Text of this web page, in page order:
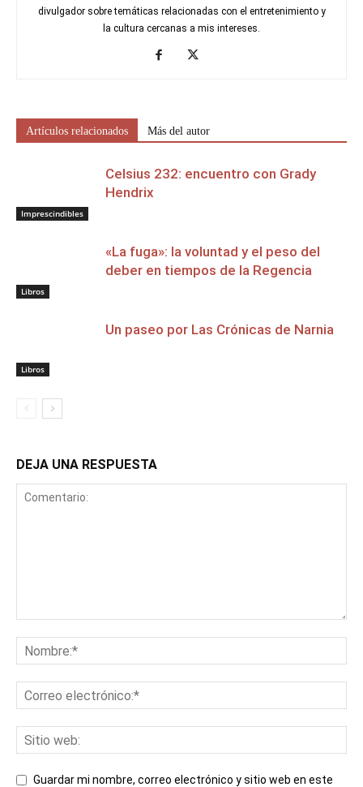
divulgador sobre temáticas relacionadas con el entretenimiento y
la cultura cercanas a mis intereses.
Artículos relacionados Más del autor
Imprescindibles
Celsius 232: encuentro con Grady
Hendrix
Libros
«La fuga»: la voluntad y el peso del
deber en tiempos de la Regencia
Libros
Un paseo por Las Crónicas de Narnia
DEJA UNA RESPUESTA
Guardar mi nombre, correo electrónico y sitio web en este